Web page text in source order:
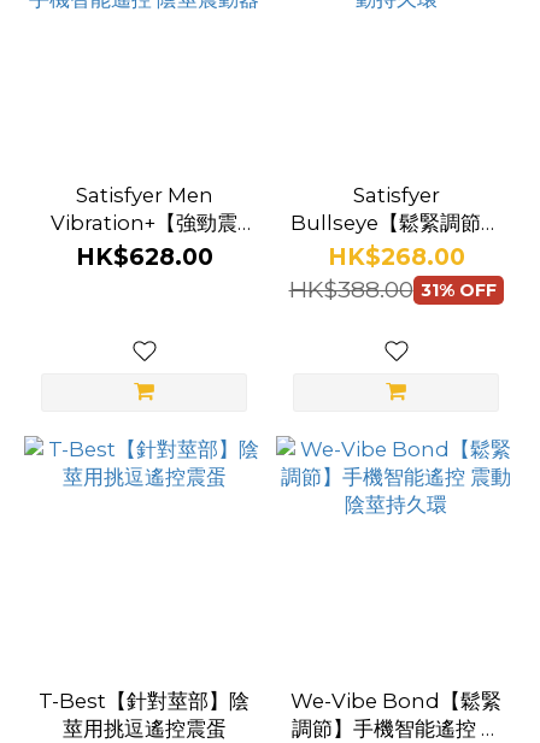
Satisfyer Men
Vibration+【強勁震
動】手機智能遙控 陰莖
HK$628.00
Satisfyer
Bullseye【鬆緊調節】
手機智能遙控 震動持久
環
HK$268.00
HK$388.00 31% OFF
T-Best【針對莖部】陰
莖用挑逗遙控震蛋
We-Vibe Bond【鬆緊
調節】手機智能遙控 震